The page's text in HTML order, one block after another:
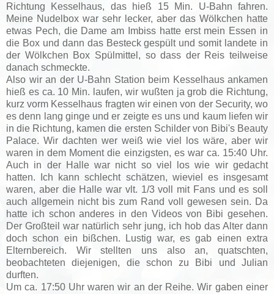
Richtung Kesselhaus, das hieß 15 Min. U-Bahn fahren.
Meine Nudelbox war sehr lecker, aber das Wölkchen hatte
etwas Pech, die Dame am Imbiss hatte erst mein Essen in
die Box und dann das Besteck gespült und somit landete in
der Wölkchen Box Spülmittel, so dass der Reis teilweise
danach schmeckte.
Also wir an der U-Bahn Station beim Kesselhaus ankamen
hieß es ca. 10 Min. laufen, wir wußten ja grob die Richtung,
kurz vorm Kesselhaus fragten wir einen von der Security, wo
es denn lang ginge und er zeigte es uns und kaum liefen wir
in die Richtung, kamen die ersten Schilder von Bibi's Beauty
Palace. Wir dachten wer weiß wie viel los wäre, aber wir
waren in dem Moment die einzigsten, es war ca. 15:40 Uhr.
Auch in der Halle war nicht so viel los wie wir gedacht
hatten. Ich kann schlecht schätzen, wieviel es insgesamt
waren, aber die Halle war vlt. 1/3 voll mit Fans und es soll
auch allgemein nicht bis zum Rand voll gewesen sein. Da
hatte ich schon anderes in den Videos von Bibi gesehen.
Der Großteil war natürlich sehr jung, ich hob das Alter dann
doch schon ein bißchen. Lustig war, es gab einen extra
Elternbereich. Wir stellten uns also an, quatschten,
beobachteten diejenigen, die schon zu Bibi und Julian
durften.
Um ca. 17:50 Uhr waren wir an der Reihe. Wir gaben einer